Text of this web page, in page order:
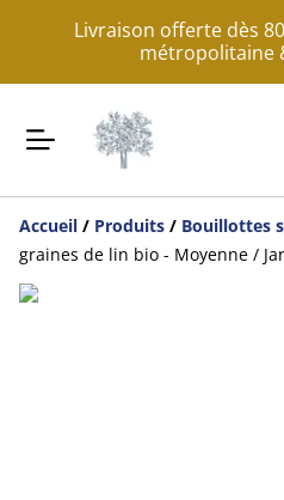
Livraison offerte dès
métropolitaine
Accueil / Produits / Bouillottes
graines de lin bio - Moyenne /